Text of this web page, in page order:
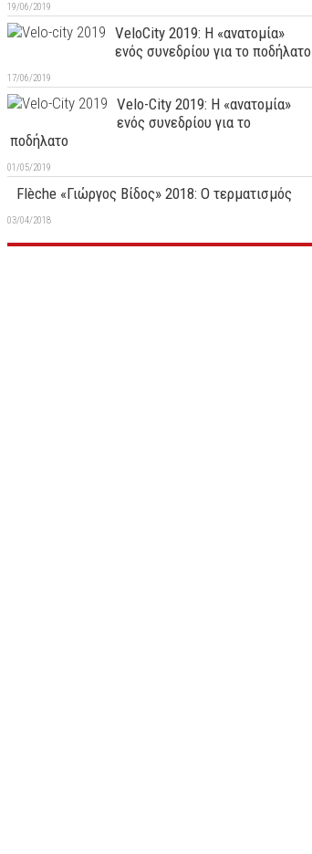
19/06/2019
VeloCity 2019: Η «ανατομία»
ενός συνεδρίου για το ποδήλατο
17/06/2019
Velo-City 2019: Η «ανατομία»
ενός συνεδρίου για το
ποδήλατο
01/05/2019
Flèche «Γιώργος Βίδος» 2018: Ο τερματισμός
03/04/2018